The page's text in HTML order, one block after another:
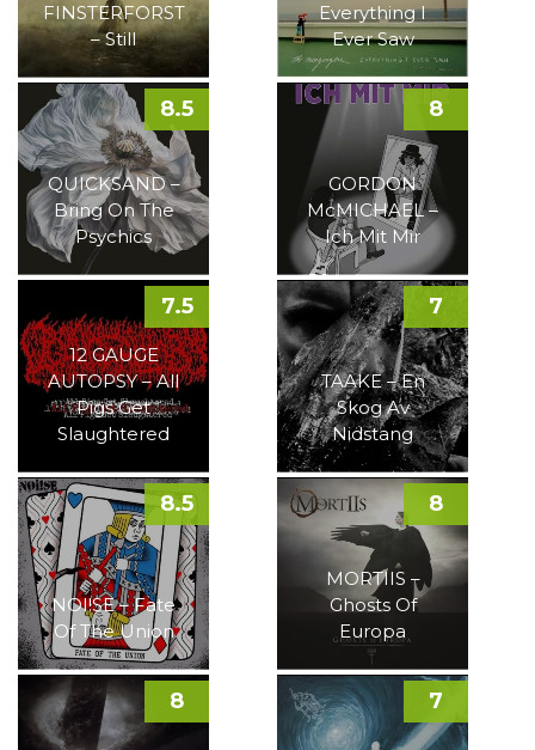
FINSTERFORST
– Still
Everything I
Ever Saw
QUICKSAND –
Bring On The
Psychics
8.5
GORDON
McMICHAEL –
Ich Mit Mir
8
12 GAUGE
AUTOPSY – All
Pigs Get
Slaughtered
7.5
TAAKE – En
Skog Av
Nidstang
7
NOI!SE – Fate
Of The Union
8.5
MORTIIS –
Ghosts Of
Europa
8
8 7